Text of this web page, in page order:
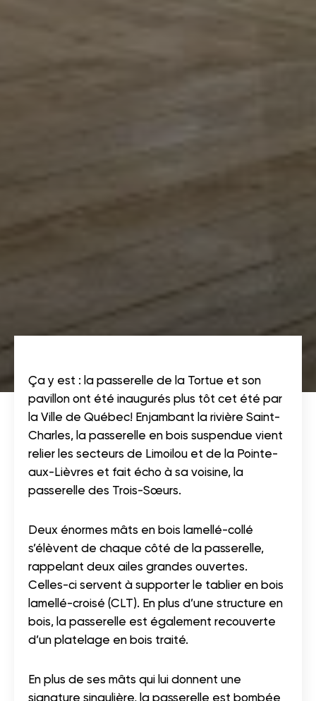
Ça y est : la passerelle de la Tortue et son
pavillon ont été inaugurés plus tôt cet été par
la Ville de Québec! Enjambant la rivière Saint-
Charles, la passerelle en bois suspendue vient
relier les secteurs de Limoilou et de la Pointe-
aux-Lièvres et fait écho à sa voisine, la
passerelle des Trois-Sœurs.
Deux énormes mâts en bois lamellé-collé
s’élèvent de chaque côté de la passerelle,
rappelant deux ailes grandes ouvertes.
Celles-ci servent à supporter le tablier en bois
lamellé-croisé (CLT). En plus d’une structure en
bois, la passerelle est également recouverte
d’un platelage en bois traité.
En plus de ses mâts qui lui donnent une
signature singulière, la passerelle est bombée